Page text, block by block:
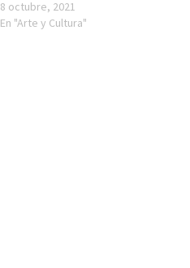
8 octubre, 2021
En "Arte y Cultura"